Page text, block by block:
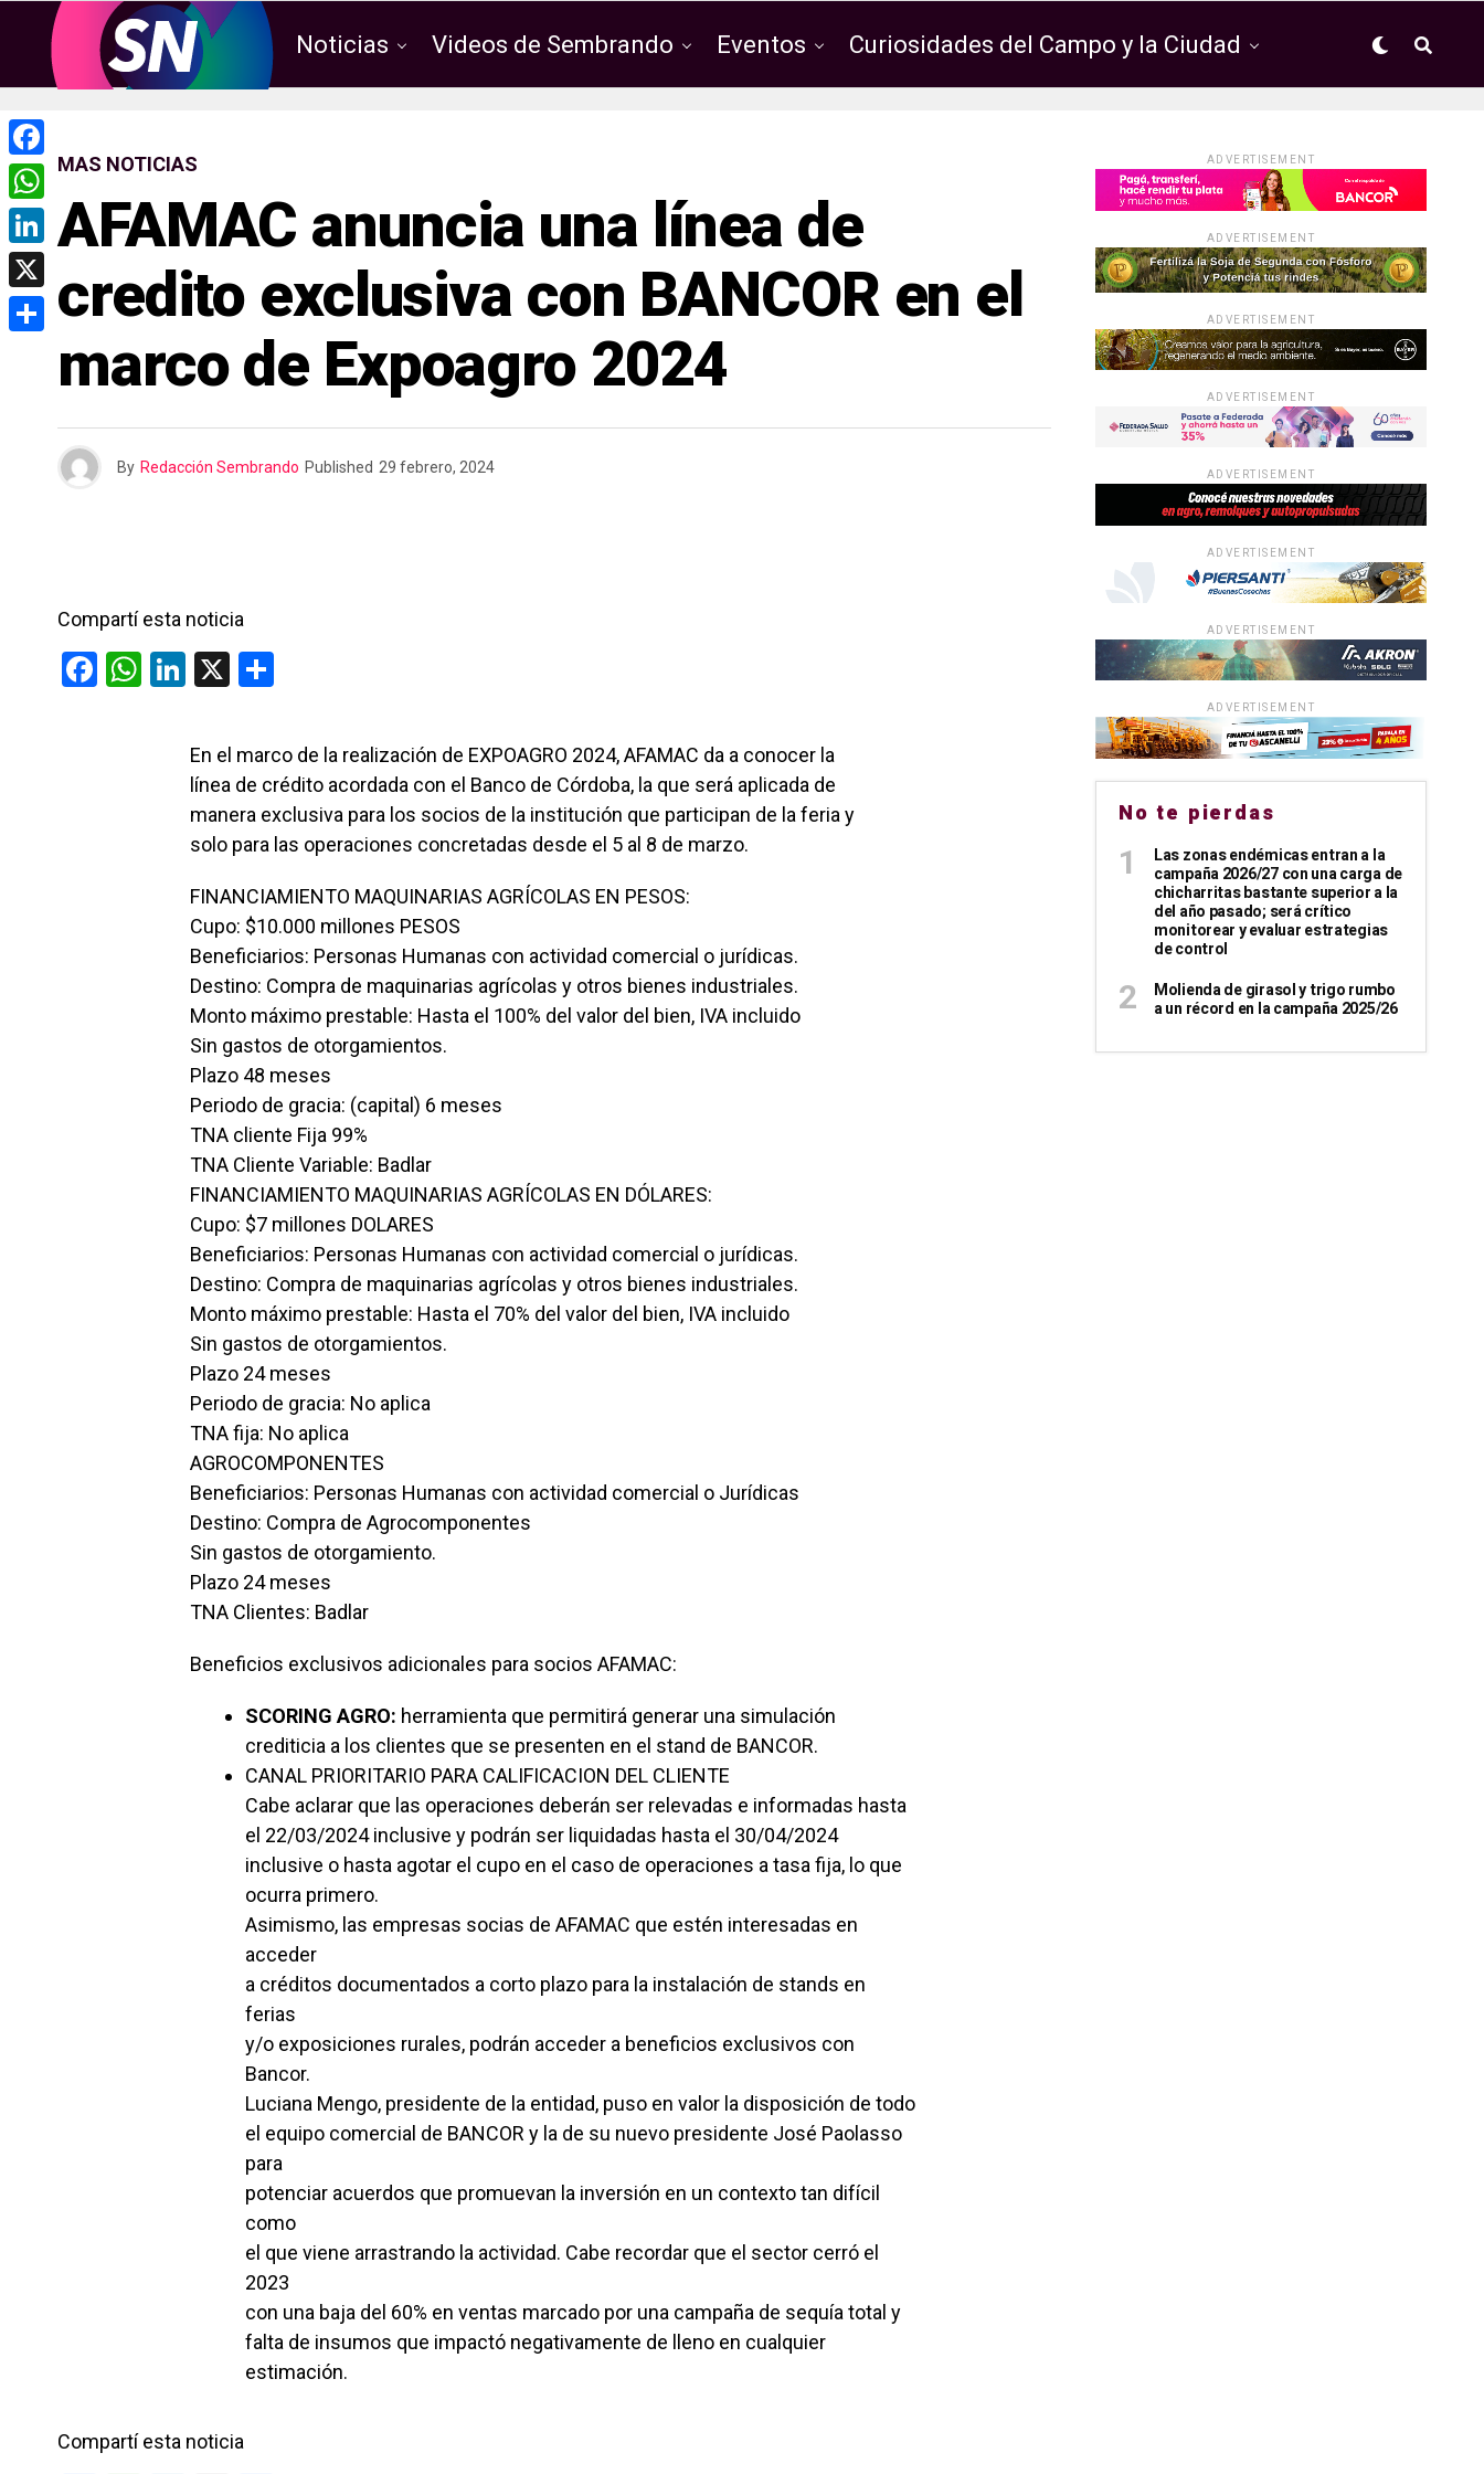
Noticias Videos de Sembrando Eventos Curiosidades del Campo y la Ciudad
MAS NOTICIAS
AFAMAC anuncia una línea de
credito exclusiva con BANCOR en el
marco de Expoagro 2024
By Redacción Sembrando Published 29 febrero, 2024
Compartí esta noticia
F
W Li
ke
dI
n
X
m
p
ar
tir
En el marco de la realización de EXPOAGRO 2024, AFAMAC da a conocer la
línea de crédito acordada con el Banco de Córdoba, la que será aplicada de
manera exclusiva para los socios de la institución que participan de la feria y
solo para las operaciones concretadas desde el 5 al 8 de marzo.
FINANCIAMIENTO MAQUINARIAS AGRÍCOLAS EN PESOS:
Cupo: $10.000 millones PESOS
Beneficiarios: Personas Humanas con actividad comercial o jurídicas.
Destino: Compra de maquinarias agrícolas y otros bienes industriales.
Monto máximo prestable: Hasta el 100% del valor del bien, IVA incluido
Sin gastos de otorgamientos.
Plazo 48 meses
Periodo de gracia: (capital) 6 meses
TNA cliente Fija 99%
TNA Cliente Variable: Badlar
FINANCIAMIENTO MAQUINARIAS AGRÍCOLAS EN DÓLARES:
Cupo: $7 millones DOLARES
Beneficiarios: Personas Humanas con actividad comercial o jurídicas.
Destino: Compra de maquinarias agrícolas y otros bienes industriales.
Monto máximo prestable: Hasta el 70% del valor del bien, IVA incluido
Sin gastos de otorgamientos.
Plazo 24 meses
Periodo de gracia: No aplica
TNA fija: No aplica
AGROCOMPONENTES
Beneficiarios: Personas Humanas con actividad comercial o Jurídicas
Destino: Compra de Agrocomponentes
Sin gastos de otorgamiento.
Plazo 24 meses
TNA Clientes: Badlar
Beneficios exclusivos adicionales para socios AFAMAC:
SCORING AGRO: herramienta que permitirá generar una simulación
crediticia a los clientes que se presenten en el stand de BANCOR.
CANAL PRIORITARIO PARA CALIFICACION DEL CLIENTE
Cabe aclarar que las operaciones deberán ser relevadas e informadas hasta
el 22/03/2024 inclusive y podrán ser liquidadas hasta el 30/04/2024
inclusive o hasta agotar el cupo en el caso de operaciones a tasa fija, lo que
ocurra primero.
Asimismo, las empresas socias de AFAMAC que estén interesadas en
acceder
a créditos documentados a corto plazo para la instalación de stands en
ferias
y/o exposiciones rurales, podrán acceder a beneficios exclusivos con
Bancor.
Luciana Mengo, presidente de la entidad, puso en valor la disposición de todo
el equipo comercial de BANCOR y la de su nuevo presidente José Paolasso
para
potenciar acuerdos que promuevan la inversión en un contexto tan difícil
como
el que viene arrastrando la actividad. Cabe recordar que el sector cerró el
2023
con una baja del 60% en ventas marcado por una campaña de sequía total y
falta de insumos que impactó negativamente de lleno en cualquier
estimación.
Compartí esta noticia
ADVERTISEMENT
ADVERTISEMENT
ADVERTISEMENT
ADVERTISEMENT
ADVERTISEMENT
ADVERTISEMENT
ADVERTISEMENT
ADVERTISEMENT
No te pierdas
Las zonas endémicas entran a la
campaña 2026/27 con una carga de
chicharritas bastante superior a la
del año pasado; será crítico
monitorear y evaluar estrategias
de control
Molienda de girasol y trigo rumbo
a un récord en la campaña 2025/26
F
a
c
e
b
W
h
a
L
i
n
X